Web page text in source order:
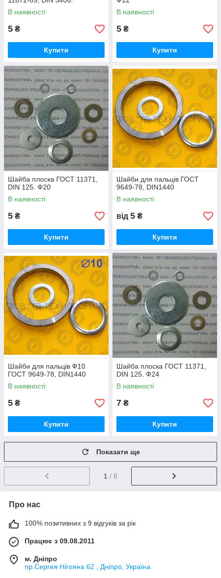
В наявності
5 ₴
Купити
В наявності
5 ₴
Купити
Шайба плоска ГОСТ 11371,
DIN 125. Ф20
В наявності
5 ₴
Купити
Шайби для пальців ГОСТ
9649-78, DIN1440
В наявності
від 5 ₴
Купити
Шайби для пальців Ф10
ГОСТ 9649-78, DIN1440
В наявності
5 ₴
Купити
Шайба плоска ГОСТ 11371,
DIN 125. Ф24
В наявності
7 ₴
Купити
Показати ще
1 / 8
Про нас
100% позитивних з 9 відгуків за рік
Працює з 09.08.2011
м. Дніпро
пр.Сергея Нігояна 62 , Дніпро, Україна